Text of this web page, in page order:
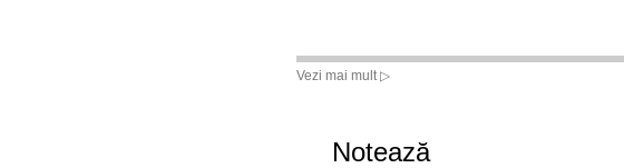
Vezi mai mult ▷
Notează